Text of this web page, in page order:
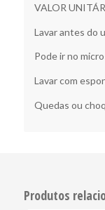
VALOR
Lavar antes do
Pode ir no
Lavar com
Quedas ou
Produtos